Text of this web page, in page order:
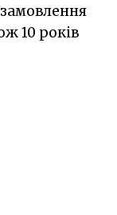
замовлення
10 років